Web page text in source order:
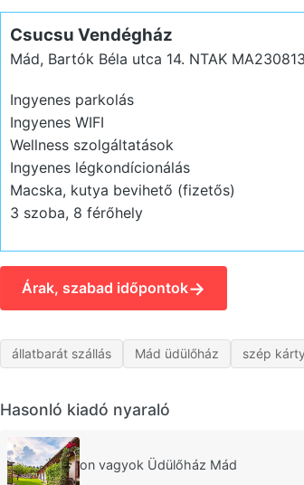
Csucsu Vendégház
Mád, Bartók Béla utca 14. NTAK
Ingyenes parkolás
Ingyenes WIFI
Wellness szolgáltatások
Ingyenes légkondícionálás
Macska, kutya bevihető (fizetős)
3 szoba, 8 férőhely
Árak, szabad időpontok→
állatbarát szállás Mád üdülőház szép
Hasonló kiadó nyaraló
on vagyok Üdülőház Mád